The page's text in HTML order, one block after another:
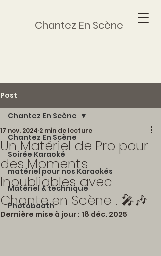
Chantez En Scène
Post
Chantez En Scène
Soirée Karaoké
matériel pour nos Karaokés
Matériel & technique
Photobooth
Chantez En Scène
Un Matériel de Pro pour
des Moments
Inoubliables avec
Chante en Scène ! 🎤🎶
17 nov. 2024 2 min de lecture
Dernière mise à jour : 18 déc. 2025